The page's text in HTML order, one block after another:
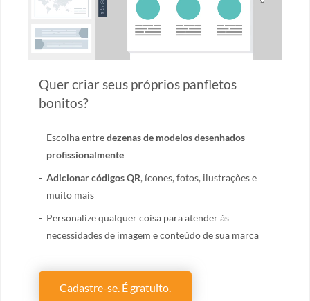
Quer criar seus próprios panfletos
bonitos?
Escolha entredezenas de modelos desenhados
profissionalmente
Adicionar códigos QR, ícones, fotos, ilustrações e
muito mais
Personalize qualquer coisa para atender às
necessidades de imagem e conteúdo de sua marca
Cadastre-se. É gratuito.